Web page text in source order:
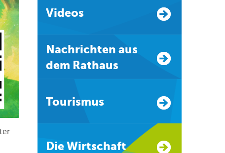
Videos
Nachrichten aus
dem Rathaus
Tourismus
Die Wirtschaft